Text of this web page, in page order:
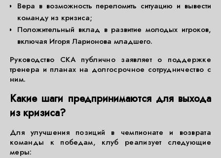
Вера в возможность переломить ситуацию и вывести
команду из кризиса;
Положительный вклад в развитие молодых игроков,
включая Игоря Ларионова младшего.
Руководство СКА публично заявляет о поддержке
тренера и планах на долгосрочное сотрудничество с
ним.
Какие шаги предпринимаются для выхода
из кризиса?
Для улучшения позиций в чемпионате и возврата
команды к победам, клуб реализует следующие
меры: